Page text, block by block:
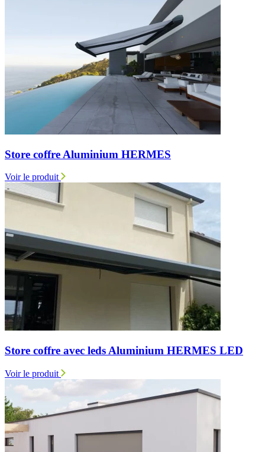
Store coffre Aluminium HERMES
Voir le produit
Store coffre avec leds Aluminium HERMES LED
Voir le produit